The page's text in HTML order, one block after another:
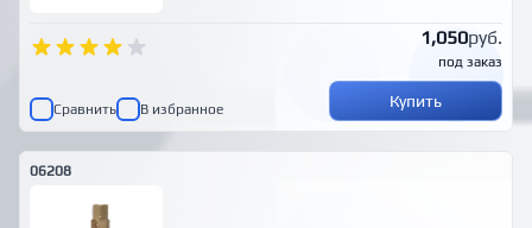
1,050руб.
под заказ
Сравнить В избранное Купить
06208